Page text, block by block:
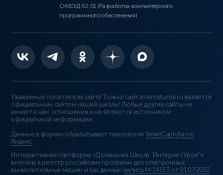
ОКВЭД 62.01 (Разработка компьютерного
программного обеспечения)
Уважаемые посетители сайта! Только сайт interneturok.ru является
официальным сайтом нашей школы! Любые другие сайты не
имеют к нам отношения и не являются источником
официальной информации.
Данные в формах обрабатывает технология SmartCaptcha от
Яндекс
Интерактивная платформа «Домашняя Школа “ИнтернетУрок”»
внесена в реестр российских программ для электронных
вычислительных машин и баз данных (запись № 14133 от 01.07.2022